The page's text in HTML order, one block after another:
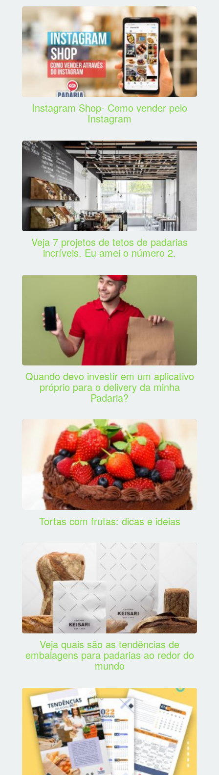
Instagram Shop- Como vender pelo
Instagram
Veja 7 projetos de tetos de padarias
incríveis. Eu amei o número 2.
Quando devo investir em um aplicativo
próprio para o delivery da minha
Padaria?
Tortas com frutas: dicas e ideias
Veja quais são as tendências de
embalagens para padarias ao redor do
mundo